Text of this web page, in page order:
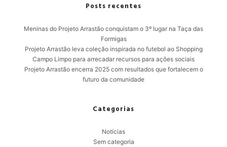
Posts recentes
Meninas do Projeto Arrastão conquistam o 3º lugar na Taça das
Formigas
Projeto Arrastão leva coleção inspirada no futebol ao Shopping
Campo Limpo para arrecadar recursos para ações sociais
Projeto Arrastão encerra 2025 com resultados que fortalecem o
futuro da comunidade
Categorias
Notícias
Sem categoria